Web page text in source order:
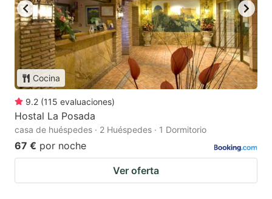
Cocina
9.2 (115 evaluaciones)
Hostal La Posada
casa de huéspedes · 2 Huéspedes · 1 Dormitorio
67 € por noche
Ver oferta